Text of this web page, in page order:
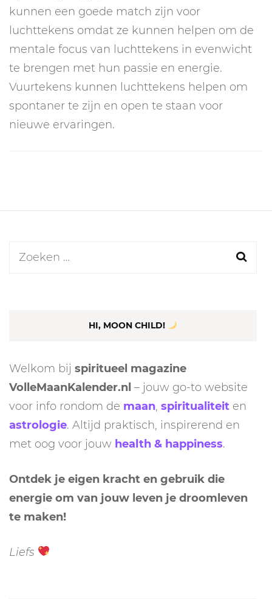
kunnen een goede match zijn voor
luchttekens omdat ze kunnen helpen om de
mentale focus van luchttekens in evenwicht
te brengen met hun passie en energie.
Vuurtekens kunnen luchttekens helpen om
spontaner te zijn en open te staan voor
nieuwe ervaringen.
Zoeken
HI, MOON CHILD!
Welkom bij spiritueel magazine
VolleMaanKalender.nl – jouw go-to website
voor info rondom de maan, spiritualiteit en
astrologie. Altijd praktisch, inspirerend en
met oog voor jouw health & happiness.
Ontdek je eigen kracht en gebruik die
energie om van jouw leven je droomleven
te maken!
Liefs